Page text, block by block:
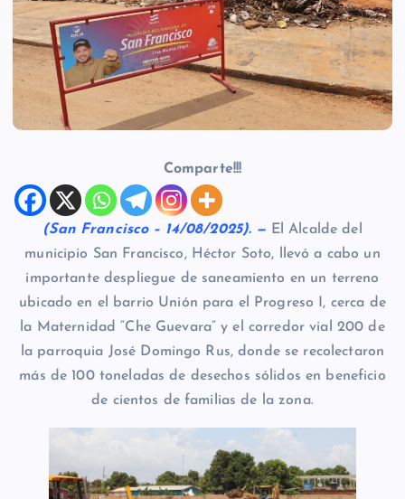
Comparte!!!
(San Francisco – 14/08/2025). — El Alcalde del
municipio San Francisco, Héctor Soto, llevó a cabo un
importante despliegue de saneamiento en un terreno
ubicado en el barrio Unión para el Progreso I, cerca de
la Maternidad “Che Guevara” y el corredor vial 200 de
la parroquia José Domingo Rus, donde se recolectaron
más de 100 toneladas de desechos sólidos en beneficio
de cientos de familias de la zona.